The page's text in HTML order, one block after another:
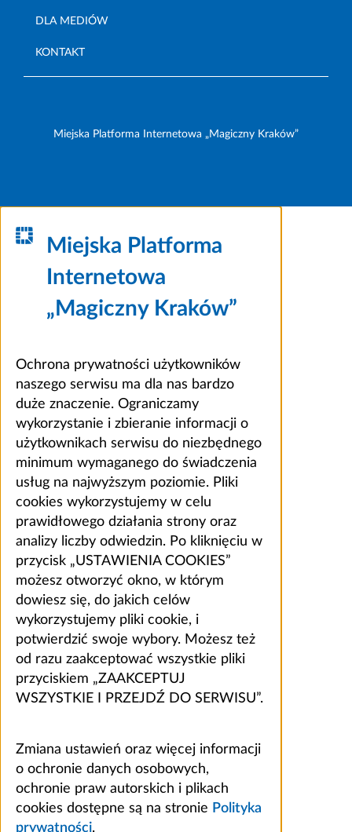
DLA MEDIÓW
KONTAKT
Miejska Platforma Internetowa „Magiczny Kraków”
Miejska Platforma
Internetowa
„Magiczny Kraków”
Ochrona prywatności użytkowników
naszego serwisu ma dla nas bardzo
duże znaczenie. Ograniczamy
wykorzystanie i zbieranie informacji o
użytkownikach serwisu do niezbędnego
minimum wymaganego do świadczenia
usług na najwyższym poziomie. Pliki
cookies wykorzystujemy w celu
prawidłowego działania strony oraz
analizy liczby odwiedzin. Po kliknięciu w
przycisk „USTAWIENIA COOKIES”
możesz otworzyć okno, w którym
dowiesz się, do jakich celów
wykorzystujemy pliki cookie, i
potwierdzić swoje wybory. Możesz też
od razu zaakceptować wszystkie pliki
przyciskiem „ZAAKCEPTUJ
WSZYSTKIE I PRZEJDŹ DO SERWISU”.
Zmiana ustawień oraz więcej informacji
o ochronie danych osobowych,
ochronie praw autorskich i plikach
cookies dostępne są na stronie Polityka
prywatności.